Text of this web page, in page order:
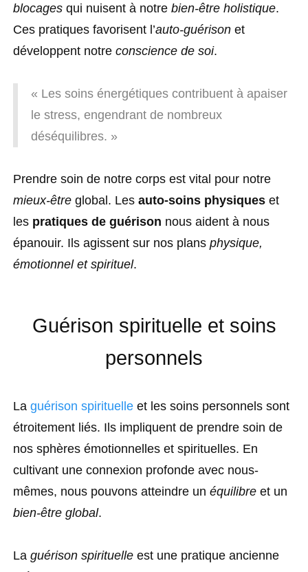
blocages qui nuisent à notre bien-être holistique.
Ces pratiques favorisent l’auto-guérison et
développent notre conscience de soi.
« Les soins énergétiques contribuent à apaiser
le stress, engendrant de nombreux
déséquilibres. »
Prendre soin de notre corps est vital pour notre
mieux-être global. Les auto-soins physiques et
les pratiques de guérison nous aident à nous
épanouir. Ils agissent sur nos plans physique,
émotionnel et spirituel.
Guérison spirituelle et soins
personnels
La guérison spirituelle et les soins personnels sont
étroitement liés. Ils impliquent de prendre soin de
nos sphères émotionnelles et spirituelles. En
cultivant une connexion profonde avec nous-
mêmes, nous pouvons atteindre un équilibre et un
bien-être global.
La guérison spirituelle est une pratique ancienne